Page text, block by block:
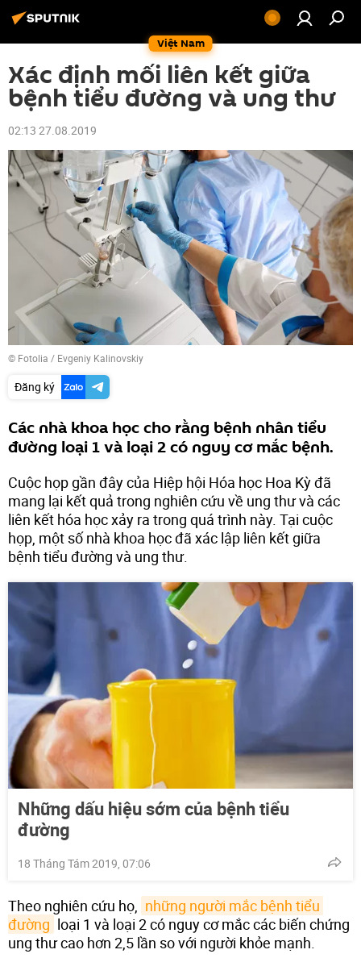
Việt Nam
Xác định mối liên kết giữa
bệnh tiểu đường và ung thư
02:13 27.08.2019
© Fotolia / Evgeniy Kalinovskiy
Đăng ký
Các nhà khoa học cho rằng bệnh nhân tiểu
đường loại 1 và loại 2 có nguy cơ mắc bệnh.
Cuộc họp gần đây của Hiệp hội Hóa học Hoa Kỳ đã
mang lại kết quả trong nghiên cứu về ung thư và các
liên kết hóa học xảy ra trong quá trình này. Tại cuộc
họp, một số nhà khoa học đã xác lập liên kết giữa
bệnh tiểu đường và ung thư.
Những dấu hiệu sớm của bệnh tiểu
đường
18 Tháng Tám 2019, 07:06
Theo nghiên cứu họ, những người mắc bệnh tiểu
đường loại 1 và loại 2 có nguy cơ mắc các biến chứng
ung thư cao hơn 2,5 lần so với người khỏe mạnh.